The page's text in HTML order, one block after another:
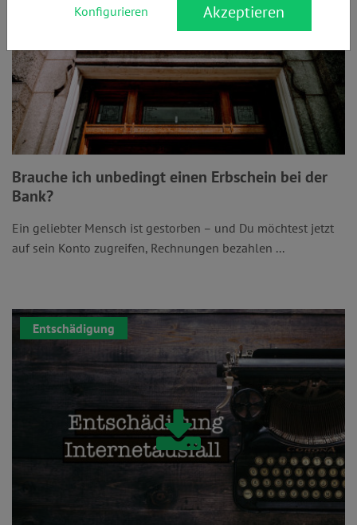
Brauche ich unbedingt einen Erbschein bei der
Bank?
Ein geliebter Mensch ist gestorben – und Du möchtest jetzt
auf sein Konto zugreifen, Rechnungen bezahlen ...
Entschädigung
Konfigurieren Akzeptieren